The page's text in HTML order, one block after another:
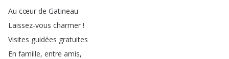
Au cœur de Gatineau
Laissez-vous charmer !
Visites guidées gratuites
En famille, entre amis,